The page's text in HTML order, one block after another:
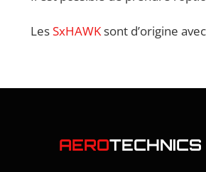
LesSxHAWKsont d’origine
AEROTECHNICS